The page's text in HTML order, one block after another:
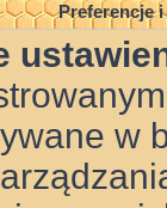
Preferencje
w